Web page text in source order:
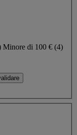
Minore di 100 € (4)